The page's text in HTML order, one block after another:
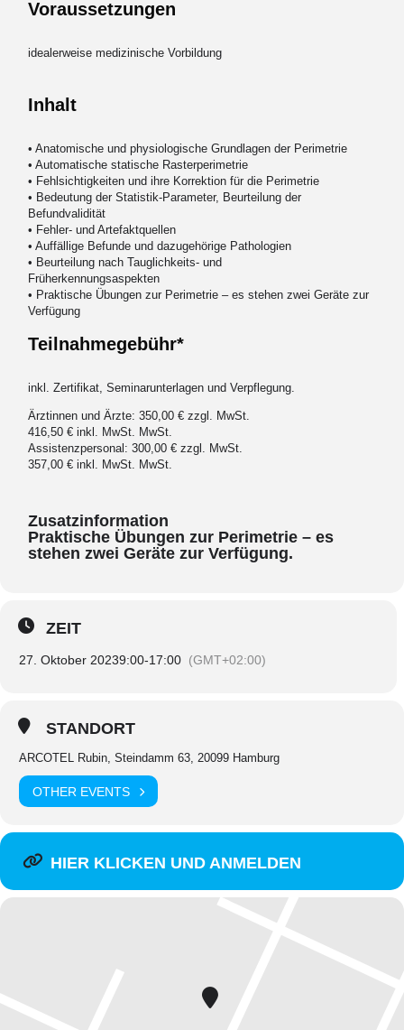
Voraussetzungen
idealerweise medizinische Vorbildung
Inhalt
• Anatomische und physiologische Grundlagen der Perimetrie
• Automatische statische Rasterperimetrie
• Fehlsichtigkeiten und ihre Korrektion für die Perimetrie
• Bedeutung der Statistik-Parameter, Beurteilung der
Befundvalidität
• Fehler- und Artefaktquellen
• Auffällige Befunde und dazugehörige Pathologien
• Beurteilung nach Tauglichkeits- und
Früherkennungsaspekten
• Praktische Übungen zur Perimetrie – es stehen zwei Geräte zur
Verfügung
Teilnahmegebühr*
inkl. Zertifikat, Seminarunterlagen und Verpflegung.
Ärztinnen und Ärzte: 350,00 € zzgl. MwSt.
416,50 € inkl. MwSt. MwSt.
Assistenzpersonal: 300,00 € zzgl. MwSt.
357,00 € inkl. MwSt. MwSt.
Zusatzinformation
Praktische Übungen zur Perimetrie – es
stehen zwei Geräte zur Verfügung.
ZEIT
27. Oktober 20239:00-17:00 (GMT+02:00)
STANDORT
ARCOTEL Rubin, Steindamm 63, 20099 Hamburg
OTHER EVENTS
HIER KLICKEN UND ANMELDEN